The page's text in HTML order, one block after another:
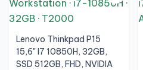
Lenovo Thinkpad P15
15,6" I7 10850H, 32GB,
SSD 512GB, FHD, NVIDIA